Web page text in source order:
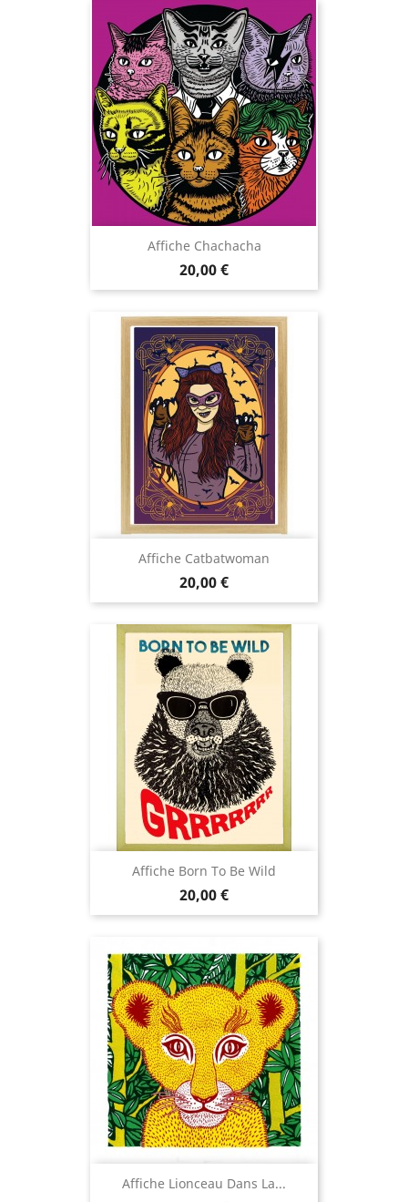
Affiche Chachacha
Prix
20,00 €
Affiche Catbatwoman
Prix
20,00 €
Affiche Born To Be Wild
Prix
20,00 €
Affiche Lionceau Dans La...